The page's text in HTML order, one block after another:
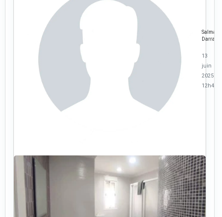
Salma
Darraz
13
juin
2025 à
12h45